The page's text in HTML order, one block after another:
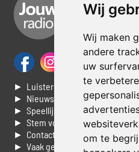
Wij
Wij maken
andere
uw
te
om te
► Luisteren naar Jouwradio
► Nieuws
► Speellijst
► Stem voor de Dag top 3
► Contacteer ons
► Vaak gestelde vragen